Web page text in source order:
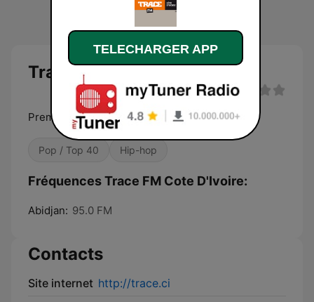
Trace FM Cote D'Ivoire
Premier sur les hits
Pop / Top 40 Hip-hop
Fréquences Trace FM Cote D'Ivoire:
Abidjan: 95.0 FM
Contacts
Site internet http://trace.ci
TELECHARGER APP